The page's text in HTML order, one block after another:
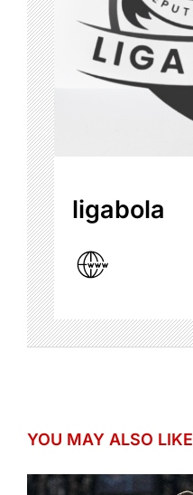
ligabola
YOU MAY ALSO LIKE